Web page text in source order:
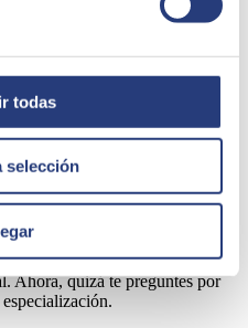
todas
selección
te capacita para gestionar
accesos y proteger datos
perfiles de usuario que
autorizados puedan
One de
de SEIDOR
te abre un mundo de
Ahora, quizá te preguntes por